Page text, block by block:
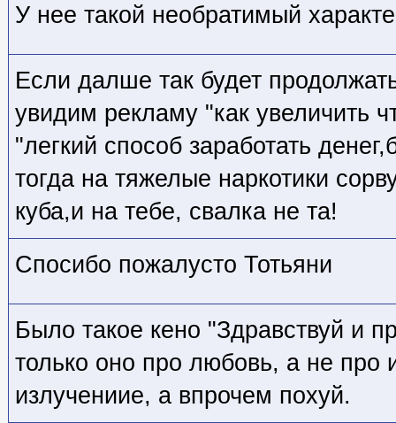
У нее такой необратимый
Если далше так будет
увидим рекламу "как увеличить
"легкий способ заработать
тогда на тяжелые наркотики
куба,и на тебе, свалка не та!
Спосибо пожалусто Тотьяни
Было такое кено "Здравствуй и
только оно про любовь, а не про
излучениие, а впрочем похуй.